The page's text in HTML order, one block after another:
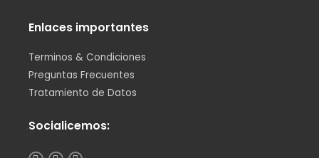
Enlaces importantes
Terminos & Condiciones
Preguntas Frecuentes
Tratamiento de Datos
Socialicemos:
I L F